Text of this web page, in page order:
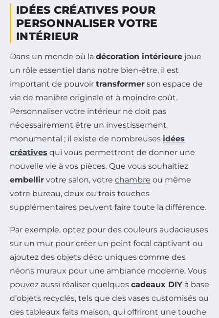
IDÉES CRÉATIVES POUR
PERSONNALISER VOTRE
INTÉRIEUR
Dans un monde où la décoration intérieure joue
un rôle essentiel dans notre bien-être, il est
important de pouvoir transformer son espace de
vie de manière originale et à moindre coût.
Personnaliser votre intérieur ne doit pas
nécessairement être un investissement
monumental ; il existe de nombreuses idées
créatives qui vous permettront de donner une
nouvelle vie à vos pièces. Que vous souhaitiez
embellir votre salon, votre chambre ou même
votre bureau, deux ou trois touches
supplémentaires peuvent faire toute la différence.
Par exemple, optez pour des couleurs audacieuses
sur un mur pour créer un point focal captivant ou
ajoutez des objets déco uniques comme des
néons muraux pour une ambiance moderne. Vous
pouvez aussi réaliser quelques cadeaux DIY à base
d’objets recyclés, tels que des vases customisés ou
des tableaux faits maison, qui offriront une touche